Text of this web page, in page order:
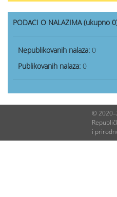
PODACI O NALAZIMA (ukupno
Nepublikovanih nalaza: 0
Publikovanih nalaza: 0
©
i